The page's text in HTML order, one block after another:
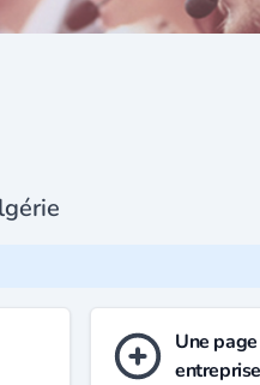
Une
entreprise